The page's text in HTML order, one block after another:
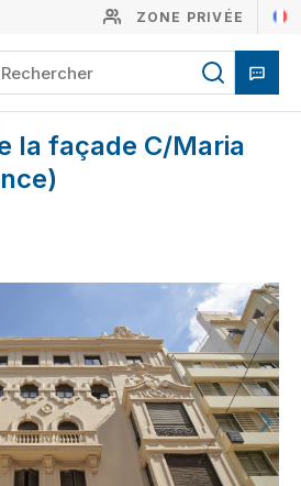
ZONE PRIVÉE
la façade C/Maria